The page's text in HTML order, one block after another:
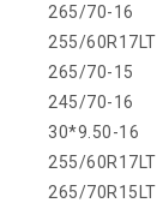
265/70-16
255/60R17LT
265/70-15
245/70-16
30*9.50-16
255/60R17LT
265/70R15LT